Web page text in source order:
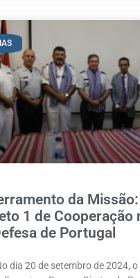
da
1 de Cooperação
de Portugal
dia 20 de setembro de 2024,